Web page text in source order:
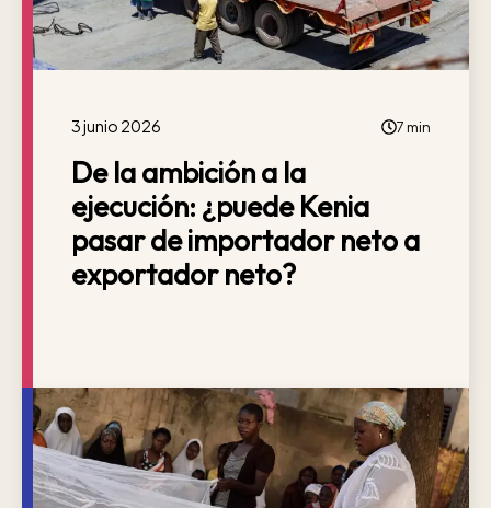
3 junio 2026 7 min
De la ambición a la
ejecución: ¿puede Kenia
pasar de importador neto a
exportador neto?